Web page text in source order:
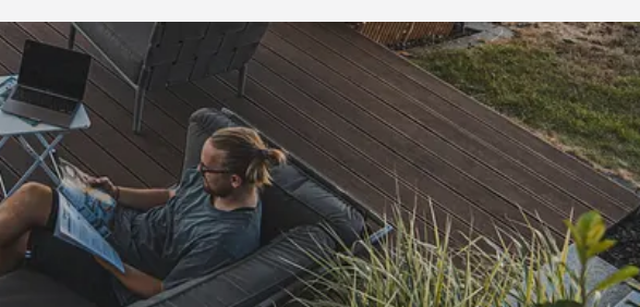
„Alles perfekt und schnell
bearbeitet “
08.08.2026
Versand